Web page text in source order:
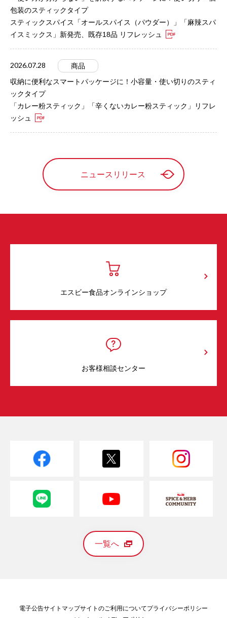
包装のスティックタイプ
スティックスパイス「オールスパイス（パウダー）」「麻辣スパ
イスミックス」新発売、既存18品 リフレッシュ
2026.07.28
商品
収納に便利なスマートパッケージに！小容量・使い切りのスティ
ックタイプ
「カレー粉スティック」「辛くないカレー粉スティック」リフレ
ッシュ
ニュースリリース
エスビー食品オンラインショップ
お客様相談センター
一覧へ
電子公告サイトマップサイトのご利用についてプライバシーポリシー